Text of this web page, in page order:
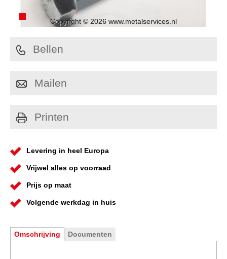
Copyright © 2026 www.metalservices.nl
Bellen
Mailen
Printen
Levering in heel Europa
Vrijwel alles op voorraad
Prijs op maat
Volgende werkdag in huis
Omschrijving Documenten